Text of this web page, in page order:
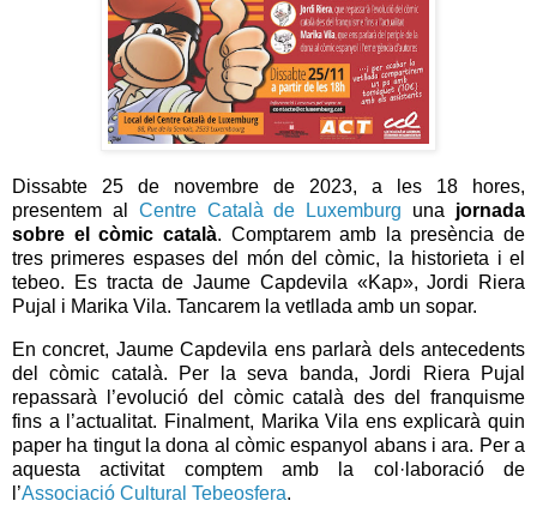
Dissabte 25 de novembre de 2023, a les 18 hores,
presentem al Centre Català de Luxemburg una jornada
sobre el còmic català. Comptarem amb la presència de
tres primeres espases del món del còmic, la historieta i el
tebeo. Es tracta de Jaume Capdevila «Kap», Jordi Riera
Pujal i Marika Vila. Tancarem la vetllada amb un sopar.
En concret, Jaume Capdevila ens parlarà dels antecedents
del còmic català. Per la seva banda, Jordi Riera Pujal
repassarà l’evolució del còmic català des del franquisme
fins a l’actualitat. Finalment, Marika Vila ens explicarà quin
paper ha tingut la dona al còmic espanyol abans i ara. Per a
aquesta activitat comptem amb la col·laboració de
l’Associació Cultural Tebeosfera.